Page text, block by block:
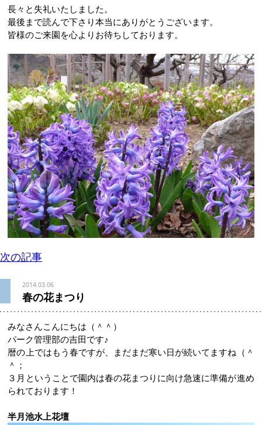
長々と失礼いたしました。
最後まで読んで下さり本当にありがとうございます。
皆様のご来園を心よりお待ちしております。
次の記事
2014.03.06
春の花まつり
みなさんこんにちは（＾＾）
パーク管理部の吉田です♪
暦の上ではもう春ですが、まだまだ寒い日が続いてますね（＾
＾；
３月ということで園内は春の花まつりに向け急速に準備が進め
られております！
半月池水上花壇